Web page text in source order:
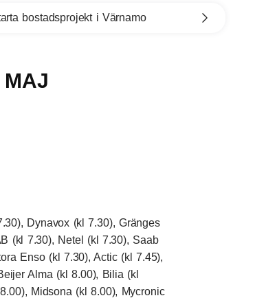
bostadsprojekt i Värnamo
MAJ
Dynavox (kl 7.30), Gränges
(kl 7.30), Netel (kl 7.30), Saab
Enso (kl 7.30), Actic (kl 7.45),
Alma (kl 8.00), Bilia (kl
Midsona (kl 8.00), Mycronic